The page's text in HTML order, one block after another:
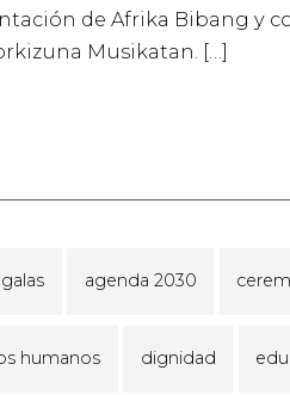
de Afrika Bibang y
Musikatan. […]
agenda 2030
humanos dignidad